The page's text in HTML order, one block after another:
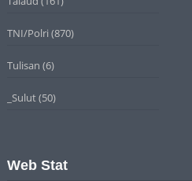
TNI/Polri (870)
Tulisan (6)
_Sulut(50)
Web Stat